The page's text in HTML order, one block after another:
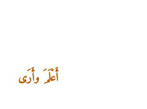
أَعْلَمَ وأَرَى